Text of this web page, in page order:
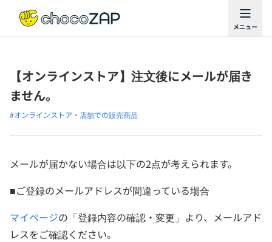
【オンラインストア】注文後にメールが届き
ません。
#オンラインストア・店舗での販売商品
メールが届かない場合は以下の2点が考えられます。
■ご登録のメールアドレスが間違っている場合
マイページの「登録内容の確認・変更」より、メールアド
レスをご確認ください。